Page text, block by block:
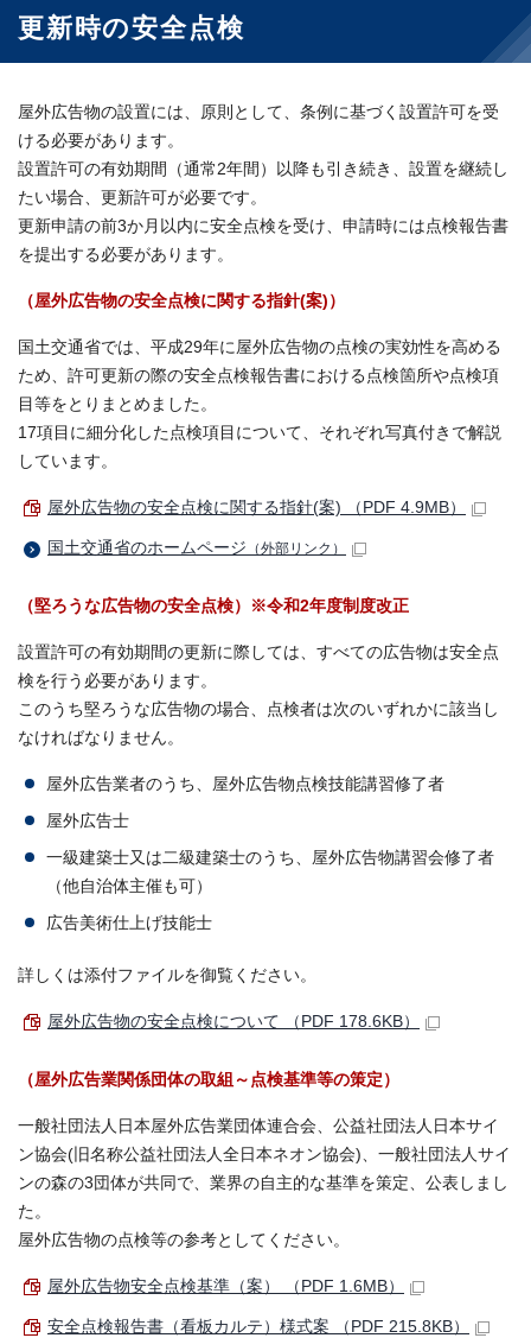
更新時の安全点検
屋外広告物の設置には、原則として、条例に基づく設置許可を受
ける必要があります。
設置許可の有効期間（通常2年間）以降も引き続き、設置を継続し
たい場合、更新許可が必要です。
更新申請の前3か月以内に安全点検を受け、申請時には点検報告書
を提出する必要があります。
（屋外広告物の安全点検に関する指針(案)）
国土交通省では、平成29年に屋外広告物の点検の実効性を高める
ため、許可更新の際の安全点検報告書における点検箇所や点検項
目等をとりまとめました。
17項目に細分化した点検項目について、それぞれ写真付きで解説
しています。
屋外広告物の安全点検に関する指針(案) （PDF 4.9MB）
国土交通省のホームページ （外部リンク）
（堅ろうな広告物の安全点検）※令和2年度制度改正
設置許可の有効期間の更新に際しては、すべての広告物は安全点
検を行う必要があります。
このうち堅ろうな広告物の場合、点検者は次のいずれかに該当し
なければなりません。
屋外広告業者のうち、屋外広告物点検技能講習修了者
屋外広告士
一級建築士又は二級建築士のうち、屋外広告物講習会修了者
（他自治体主催も可）
広告美術仕上げ技能士
詳しくは添付ファイルを御覧ください。
屋外広告物の安全点検について （PDF 178.6KB）
（屋外広告業関係団体の取組～点検基準等の策定）
一般社団法人日本屋外広告業団体連合会、公益社団法人日本サイ
ン協会(旧名称公益社団法人全日本ネオン協会)、一般社団法人サイ
ンの森の3団体が共同で、業界の自主的な基準を策定、公表しまし
た。
屋外広告物の点検等の参考としてください。
屋外広告物安全点検基準（案） （PDF 1.6MB）
安全点検報告書（看板カルテ）様式案 （PDF 215.8KB）